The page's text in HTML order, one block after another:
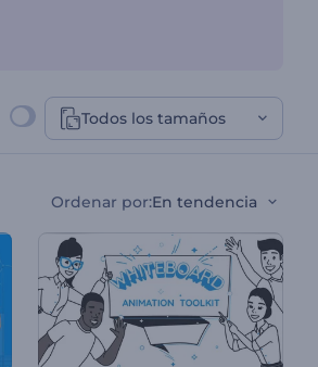
Todos los tamaños
Ordenar por:En tendencia